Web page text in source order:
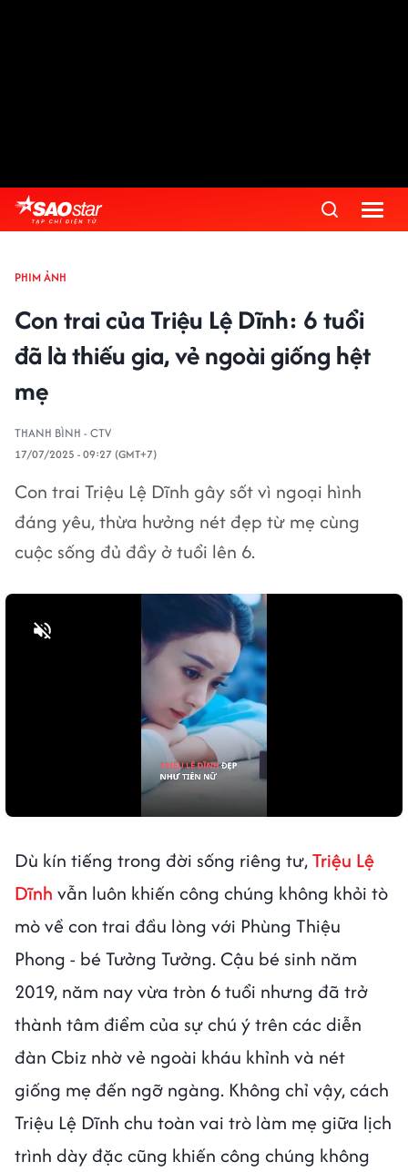
PHIM ẢNH
Con trai của Triệu Lệ Dĩnh: 6 tuổi
đã là thiếu gia, vẻ ngoài giống hệt
mẹ
THANH BÌNH - CTV
17/07/2025 - 09:27 (GMT+7)
Con trai Triệu Lệ Dĩnh gây sốt vì ngoại hình
đáng yêu, thừa hưởng nét đẹp từ mẹ cùng
cuộc sống đủ đầy ở tuổi lên 6.
Dù kín tiếng trong đời sống riêng tư,Triệu Lệ
Dĩnh vẫn luôn khiến công chúng không khỏi tò
mò về con trai đầu lòng với Phùng Thiệu
Phong - bé Tưởng Tưởng. Cậu bé sinh năm
2019, năm nay vừa tròn 6 tuổi nhưng đã trở
thành tâm điểm của sự chú ý trên các diễn
đàn Cbiz nhờ vẻ ngoài kháu khỉnh và nét
giống mẹ đến ngỡ ngàng. Không chỉ vậy, cách
Triệu Lệ Dĩnh chu toàn vai trò làm mẹ giữa lịch
trình dày đặc cũng khiến công chúng không